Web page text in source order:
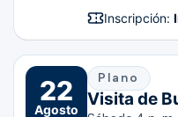
Inscripción:
22
Agosto
Plano
Visita de